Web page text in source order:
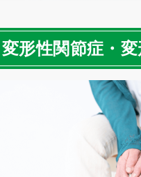
変形性関節症・